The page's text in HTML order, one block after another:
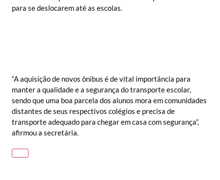
para se deslocarem até as escolas.
“A aquisição de novos ônibus é de vital importância para
manter a qualidade e a segurança do transporte escolar,
sendo que uma boa parcela dos alunos mora em comunidades
distantes de seus respectivos colégios e precisa de
transporte adequado para chegar em casa com segurança”,
afirmou a secretária.